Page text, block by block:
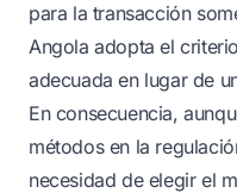
para la transacción
Angola adopta el
adecuada en lugar de
En consecuencia,
métodos en la
necesidad de elegir el